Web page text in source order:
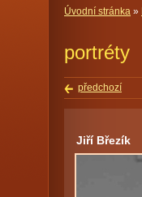
Úvodní stránka »
portréty
předchozí
Jiří Březík